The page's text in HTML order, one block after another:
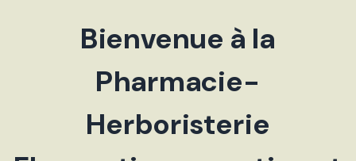
Bienvenue à la
Pharmacie-
Herboristerie